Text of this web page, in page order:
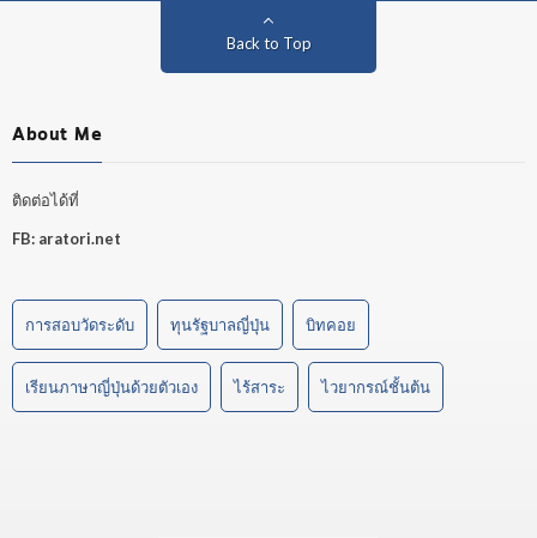
Back to Top
About Me
ติดต่อได้ที่
FB: aratori.net
การสอบวัดระดับ ทุนรัฐบาลญี่ปุ่น บิทคอย
เรียนภาษาญี่ปุ่นด้วยตัวเอง ไร้สาระ ไวยากรณ์ชั้นต้น